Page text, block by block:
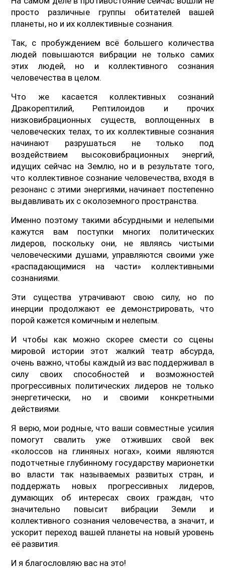
просто различные группы обитателей вашей
планеты, но и их коллективные сознания.
Так, с пробуждением всё большего количества
людей повышаются вибрации не только самих
этих людей, но и коллективного сознания
человечества в целом.
Что же касается коллективных сознаний
Дракорептилий, Рептилоидов и прочих
низковибрационных существ, воплощенных в
человеческих телах, то их коллективные сознания
начинают разрушаться не только под
воздействием высоковибрационных энергий,
идущих сейчас на Землю, но и в результате того,
что коллективное сознание человечества, входя в
резонанс с этими энергиями, начинает постепенно
выдавливать их с околоземного пространства.
Именно поэтому такими абсурдными и нелепыми
кажутся вам поступки многих политических
лидеров, поскольку они, не являясь чистыми
человеческими душами, управляются своими уже
«распадающимися на части» коллективными
сознаниями.
Эти существа утрачивают свою силу, но по
инерции продолжают ее демонстрировать, что
порой кажется комичным и нелепым.
И чтобы как можно скорее смести со сцены
мировой истории этот жалкий театр абсурда,
очень важно, чтобы каждый из вас поддерживал в
силу своих способностей и возможностей
прогрессивных политических лидеров не только
энергетически, но и своими конкретными
действиями.
Я верю, мои родные, что ваши совместные усилия
помогут свалить уже отживших свой век
«колоссов на глиняных ногах», коими являются
подотчетные глубинному государству марионетки
во власти так называемых развитых стран, и
поддержать новых прогрессивных лидеров,
думающих об интересах своих граждан, что
значительно повысит вибрации Земли и
коллективного сознания человечества, а значит, и
ускорит переход вашей планеты на новый уровень
её развития.
И я благословляю вас на это!